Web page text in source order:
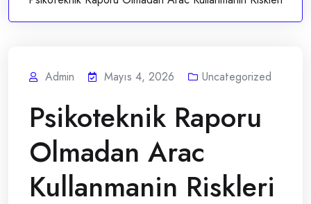
Admin Mayıs 4, 2026 Uncategorized
Psikoteknik Raporu
Olmadan Arac
Kullanmanin Riskleri